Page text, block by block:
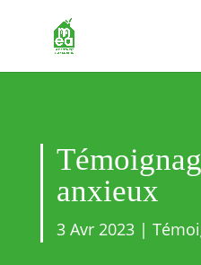
anxieux
3 Avr 2023|